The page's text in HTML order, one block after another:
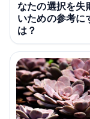
なたの選択を失
いための参考に
は？